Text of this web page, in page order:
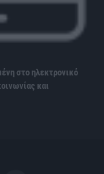
στο ηλεκτρονικό
και